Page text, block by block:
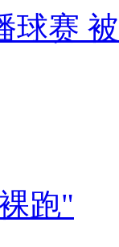
球赛
跑"